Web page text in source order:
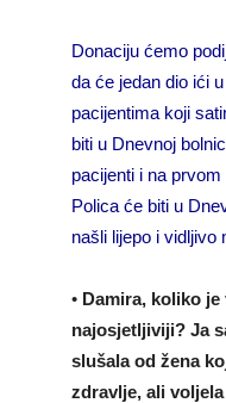
Donaciju ćemo
da će jedan dio ići
pacijentima koji
biti u Dnevnoj
pacijenti i na
Polica će biti u
našli lijepo i vidljivo
• Damira, koliko
najosjetljiviji? Ja
slušala od žena
zdravlje, ali